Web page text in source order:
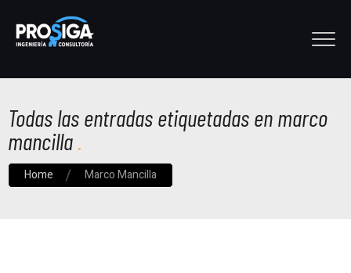
Todas las entradas etiquetadas en marco
mancilla
Home Marco Mancilla